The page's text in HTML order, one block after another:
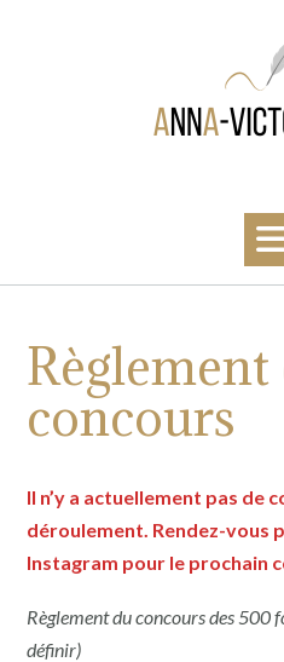
concours
Il n’y a actuellement pas de
déroulement. Rendez-vous
Instagram pour le prochain
Règlement du concours des 500
définir)